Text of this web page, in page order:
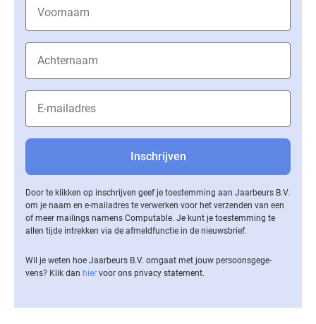
Door te klikken op inschrijven geef je toestemming aan Jaarbeurs B.V.
om je naam en e-mailadres te verwerken voor het verzenden van een
of meer mailings namens Computable. Je kunt je toestemming te
allen tijde intrekken via de af­meld­func­tie in de nieuwsbrief.
Wil je weten hoe Jaarbeurs B.V. omgaat met jouw per­soons­ge­ge­
vens? Klik dan hier voor ons privacy statement.